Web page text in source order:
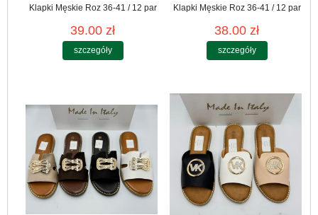
Klapki Męskie Roz 36-41 / 12 par
39.00 zł
szczegóły
Klapki Męskie Roz 36-41 / 12 par
38.00 zł
szczegóły